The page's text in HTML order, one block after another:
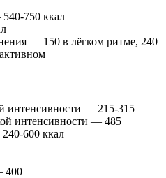
750 ккал
— 150 в лёгком ритме, 240
интенсивности — 215-315
интенсивности — 485
600 ккал
400